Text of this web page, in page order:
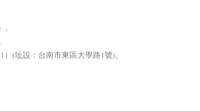
(址設：台南市東區大學路1號)。